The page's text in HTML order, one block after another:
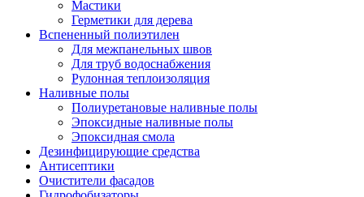
Мастики
Герметики для дерева
Вспененный полиэтилен
Для межпанельных швов
Для труб водоснабжения
Рулонная теплоизоляция
Наливные полы
Полиуретановые наливные полы
Эпоксидные наливные полы
Эпоксидная смола
Дезинфицирующие средства
Антисептики
Очистители фасадов